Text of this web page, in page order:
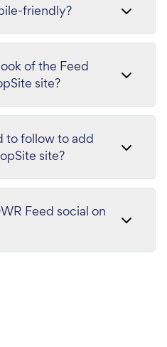
friendly?
of the Feed
site?
to follow to add
site?
Feed social on